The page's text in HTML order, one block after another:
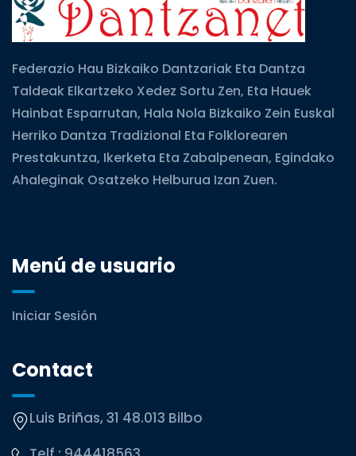
Federazio Hau Bizkaiko Dantzariak Eta Dantza
Taldeak Elkartzeko Xedez Sortu Zen, Eta Hauek
Hainbat Esparrutan, Hala Nola Bizkaiko Zein Euskal
Herriko Dantza Tradizional Eta Folklorearen
Prestakuntza, Ikerketa Eta Zabalpenean, Egindako
Ahaleginak Osatzeko Helburua Izan Zuen.
Menú de usuario
Iniciar Sesión
Contact
Luis Briñas, 31 48.013 Bilbo